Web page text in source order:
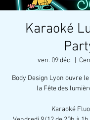
Karaoké
ven. 09 déc.
Body Design Lyon ouvre
la Fête des
Karaoké